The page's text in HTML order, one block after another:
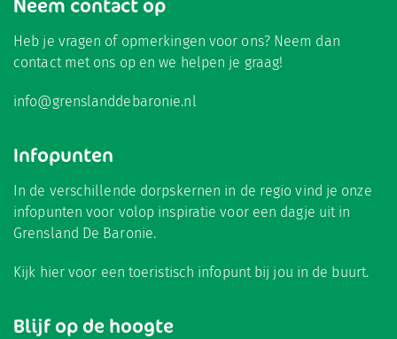
Heb je vragen of opmerkingen voor ons? Neem dan
contact met ons op en we helpen je graag!
info@grenslanddebaronie.nl
Infopunten
In de verschillende dorpskernen in de regio vind je onze
infopunten voor volop inspiratie voor een dagje uit in
Grensland De Baronie.
Kijk hiervoor een toeristisch infopunt bij jou in de buurt.
Blijf op de hoogte